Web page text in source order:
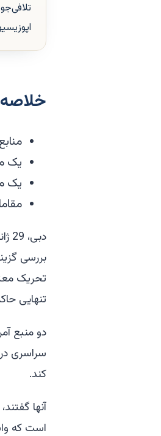
خلاصه
یک
یک
بررسی
تحریک
تنهایی
دو منبع
سراسری در
کند.
آنها
است که